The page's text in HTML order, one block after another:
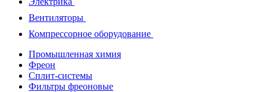
Вентиляторы
Компрессорное оборудование
Промышленная химия
Фреон
Сплит-системы
Фильтры фреоновые